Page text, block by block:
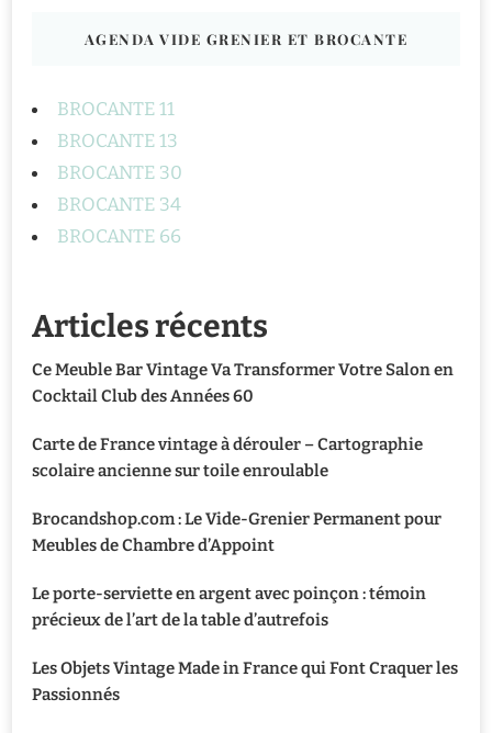
AGENDA VIDE GRENIER ET BROCANTE
BROCANTE 11
BROCANTE 13
BROCANTE 30
BROCANTE 34
BROCANTE 66
Articles récents
Ce Meuble Bar Vintage Va Transformer Votre Salon en
Cocktail Club des Années 60
Carte de France vintage à dérouler – Cartographie
scolaire ancienne sur toile enroulable
Brocandshop.com : Le Vide-Grenier Permanent pour
Meubles de Chambre d’Appoint
Le porte-serviette en argent avec poinçon : témoin
précieux de l’art de la table d’autrefois
Les Objets Vintage Made in France qui Font Craquer les
Passionnés